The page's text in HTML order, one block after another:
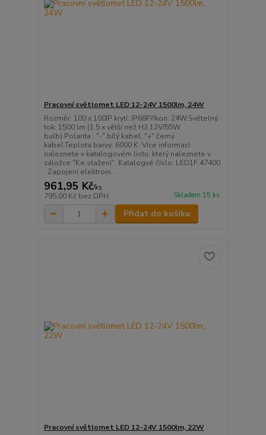
Pracovní světlomet LED 12-24V 1500lm, 24W
Rozměr: 100 x 100IP krytí: IP68Příkon: 24W.Světelný
tok: 1500 lm (1,5 x větší než H3 12V/55W
bulb).Polarita : "-" bílý kabel, "+" černý
kabel.Teplota barvy: 6000 K. Více informací
naleznete v katalogovém listu, který naleznete v
záložce "Ke stažení". Katalogvé číslo: LED1F.47400
Zapojení elektroin...
961,95 Kč/ks
795,00 Kč bez DPH Skladem 15 ks
Přidat do košíku
Pracovní světlomet LED 12-24V 1500lm, 22W